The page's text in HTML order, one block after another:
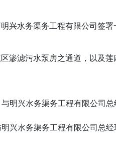
兴水务渠务工程有限公司签
渗滤污水泵房之通道，以及
兴水务渠务工程有限公司总